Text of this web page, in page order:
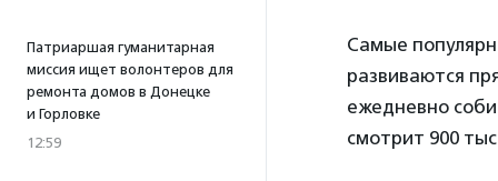
Патриаршая гуманитарная
миссия ищет волонтеров для
ремонта домов в Донецке
и Горловке
12:59
Самые
развиваются
ежедневно
смотрит 900